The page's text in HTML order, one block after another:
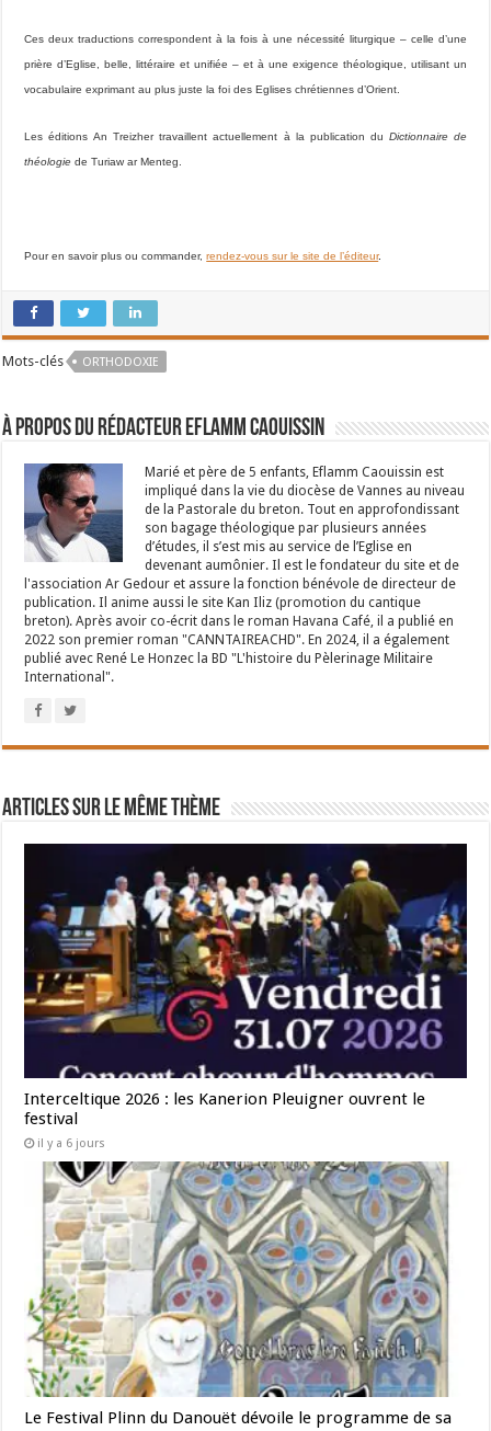
Ces deux traductions correspondent à la fois à une nécessité liturgique – celle d’une
prière d’Eglise, belle, littéraire et unifiée – et à une exigence théologique, utilisant un
vocabulaire exprimant au plus juste la foi des Eglises chrétiennes d’Orient.
Les éditionsAn Treizhertravaillent actuellement à la publication du Dictionnaire de
théologie de Turiaw ar Menteg.
Pour en savoir plus ou commander, rendez-vous sur le site de l’éditeur.
Mots-clés ORTHODOXIE
À propos du rédacteur Eflamm Caouissin
Marié et père de 5 enfants, Eflamm Caouissin est
impliqué dans la vie du diocèse de Vannes au niveau
de la Pastorale du breton. Tout en approfondissant
son bagage théologique par plusieurs années
d’études, il s’est mis au service de l’Eglise en
devenant aumônier. Il est le fondateur du site et de
l'association Ar Gedour et assure la fonction bénévole de directeur de
publication. Il anime aussi le site Kan Iliz (promotion du cantique
breton). Après avoir co-écrit dans le roman Havana Café, il a publié en
2022 son premier roman "CANNTAIREACHD". En 2024, il a également
publié avec René Le Honzec la BD "L'histoire du Pèlerinage Militaire
International".
Articles sur le même thème
Interceltique 2026 : les Kanerion Pleuigner ouvrent le
festival
il y a 6 jours
Le Festival Plinn du Danouët dévoile le programme de sa